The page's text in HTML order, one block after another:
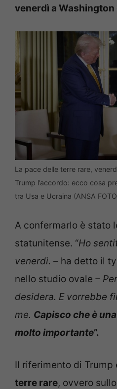
venerdì a
La pace delle terre rare,
Trump l’accordo: ecco cosa
tra Usa e Ucraina (ANSA
A confermarlo è stato
statunitense. “Ho
venerdì. – ha detto il
nello studio ovale –
desidera. E vorrebbe
me. Capisco che è
molto importante”.
Il riferimento di Trump
terre rare, ovvero